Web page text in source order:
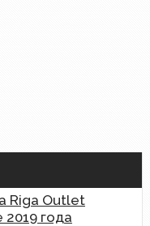
Riga Outlet
года